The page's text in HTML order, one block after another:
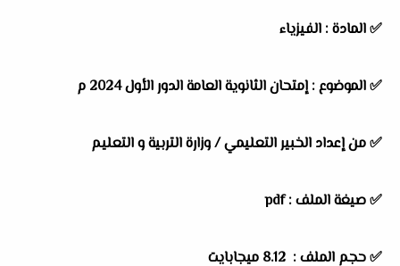
✅المادة : الفيزياء
✅الموضوع :إمتحان الثانوية العامة الدور الأول 2024 م
✅من إعداد الخبير التعليمي / وزارة التربية و التعليم
✅ صيغة الملف : pdf
✅ حجم الملف : 8.12 ميجابايت